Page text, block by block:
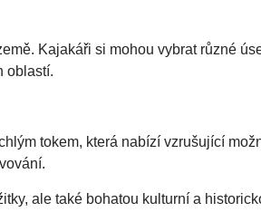
Kajakáři si mohou vybrat různé
oblastí.
tokem, která nabízí vzrušující
ale také bohatou kulturní a